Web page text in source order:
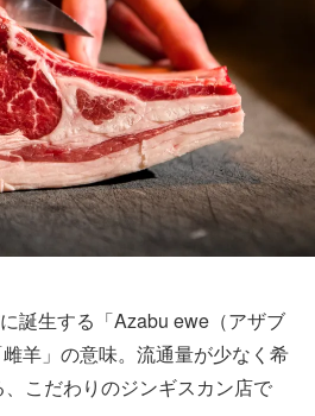
誕生する「Azabu ewe（アザブ
羊」の意味。流通量が少なく希
こだわりのジンギスカン店で